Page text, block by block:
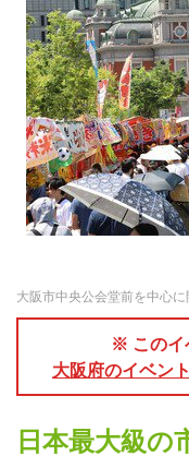
大阪市中央公会堂前を中心に
※ このイ
大阪府のイベン
日本最大級の